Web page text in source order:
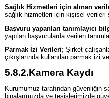
Sağlık Hizmetleri için alınan
sağlık hizmetleri için kişisel verileri
Başvuru yapanları tanımlayıcı
yapılan başvurularda verilen
Parmak İzi Verileri; Şirket
çıkışlarında kullanılan parmak izi
5.8.2.Kamera Kaydı
Kurumumuz tarafından güvenliğin
binalarımızda ve tesislerimizde